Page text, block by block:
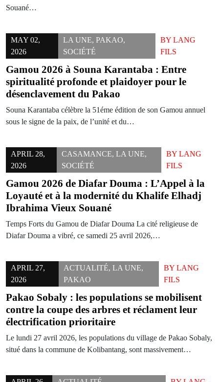
Souané…
MAY 02,
2026
LA UNE, PAKAO,
SOCIÉTÉ
BY LANG
FILS
Gamou 2026 à Souna Karantaba : Entre
spiritualité profonde et plaidoyer pour le
désenclavement du Pakao
Souna Karantaba célèbre la 51éme édition de son Gamou annuel
sous le signe de la paix, de l’unité et du…
APRIL 28,
2026
CASAMANCE, LA UNE,
SOCIÉTÉ
BY LANG
FILS
Gamou 2026 de Diafar Douma : L’Appel à la
Loyauté et à la modernité du Khalife Elhadj
Ibrahima Vieux Souané
Temps Forts du Gamou de Diafar Douma La cité religieuse de
Diafar Douma a vibré, ce samedi 25 avril 2026,…
APRIL 27,
2026
ACTUALITÉ,LA UNE,
PAKAO
BYLANG
FILS
Pakao Sobaly : les populations se mobilisent
contre la coupe des arbres et réclament leur
électrification prioritaire
Le lundi 27 avril 2026, les populations du village de Pakao Sobaly,
situé dans la commune de Kolibantang, sont massivement…